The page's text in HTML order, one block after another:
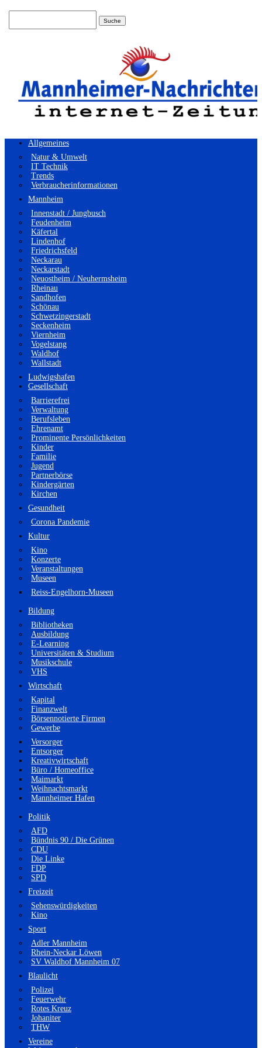
Allgemeines
Natur & Umwelt
IT Technik
Trends
Verbraucherinformationen
Mannheim
Innenstadt / Jungbusch
Feudenheim
Käfertal
Lindenhof
Friedrichsfeld
Neckarau
Neckarstadt
Neuostheim / Neuhermsheim
Rheinau
Sandhofen
Schönau
Schwetzingerstadt
Seckenheim
Viernheim
Vogelstang
Waldhof
Wallstadt
Ludwigshafen
Gesellschaft
Barrierefrei
Verwaltung
Berufsleben
Ehrenamt
Prominente Persönlichkeiten
Kinder
Familie
Jugend
Partnerbörse
Kindergärten
Kirchen
Gesundheit
Corona Pandemie
Kultur
Kino
Konzerte
Veranstaltungen
Museen
Reiss-Engelhorn-Museen
Bildung
Bibliotheken
Ausbildung
E-Learning
Universitäten & Studium
Musikschule
VHS
Wirtschaft
Kapital
Finanzwelt
Börsennotierte Firmen
Gewerbe
Versorger
Entsorger
Kreativwirtschaft
Büro / Homeoffice
Maimarkt
Weihnachtsmarkt
Mannheimer Hafen
Politik
AFD
Bündnis 90 / Die Grünen
CDU
Die Linke
FDP
SPD
Freizeit
Sehenswürdigkeiten
Kino
Sport
Adler Mannheim
Rhein-Neckar Löwen
SV Waldhof Mannheim 07
Blaulicht
Polizei
Feuerwehr
Rotes Kreuz
Johaniter
THW
Vereine